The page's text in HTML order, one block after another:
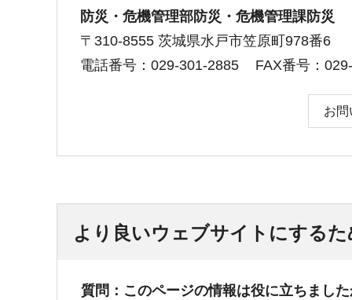
防災・危機管理部防災・危機管理課防災
〒310-8555 茨城県水戸市笠原町978番6
電話番号：029-301-2885
FAX番号：
お問
より良いウェブサイトにする
質問：このページの情報は役に立ちました